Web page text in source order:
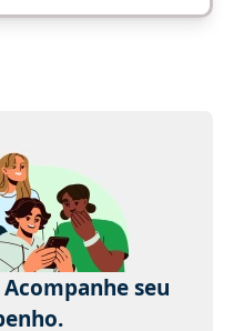
seu